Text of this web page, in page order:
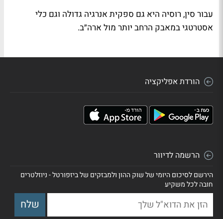
עבור סין, רוסיה היא גם ספקית אנרגיה גדולה וגם כלי
אסטרטגי במאבק הרחב יותר מול ארה״ב.
הורדת אפליקציה
הרשמה לדיוור
הירשם לסיכום היומי של שוק ההון ולמבזקים של ביזפורטל - ניוזלטרים
חובה לכל משקיע